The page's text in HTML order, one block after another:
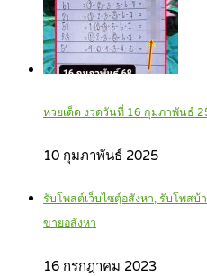
หวยเด็ด งวดวันที่ 16 กุมภาพันธ์
10 กุมภาพันธ์ 2025
รับโพสต์เว็บไซตฺ์อสังหา, รับโพสบ้
ขายอสังหา
16 กรกฎาคม 2023